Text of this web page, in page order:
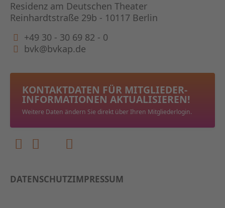
Residenz am Deutschen Theater
Reinhardtstraße 29b - 10117 Berlin
+49 30 - 30 69 82 - 0
bvk@bvkap.de
KONTAKTDATEN FÜR MITGLIEDER­
INFORMATIONEN AKTUALISIEREN!
Weitere Daten ändern Sie direkt über Ihren Mitgliederlogin.
DATENSCHUTZIMPRESSUM